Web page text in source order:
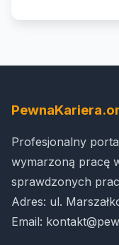
Profesjonalny
wymarzoną pracę
sprawdzonych
Adres: ul.
Email: